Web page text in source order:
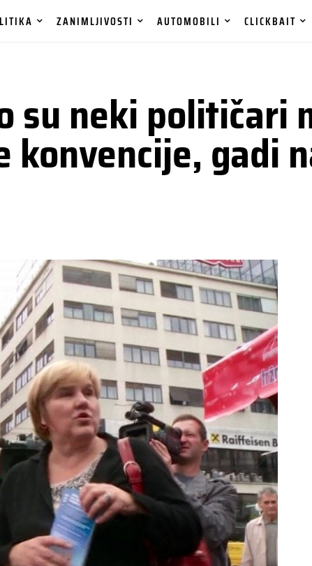
ZANIMLJIVOSTI AUTOMOBILI CLICKBAIT
su neki političari
gadi